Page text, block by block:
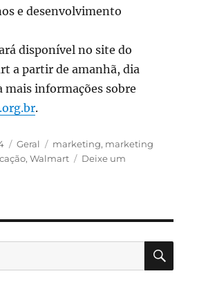
e desenvolvimento
disponível no site do
a partir de amanhã, dia
mais informações sobre
.
Categorias
Geral Tags
marketing, marketing
,Walmart
Deixe um